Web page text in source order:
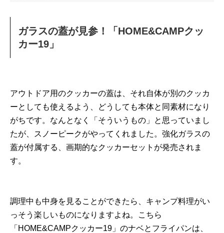
ガラスの蓋が見参！「HOME&CAMPクッ
カー19」
アウトドア用のクッカーの蓋は、それ自体が別のクッカ
ーとしても使えるよう、どうしても本体と同素材になり
がちです。なんとなく「そういうもの」と思っていまし
たが、スノーピークがやってくれました。強化ガラスの
蓋が付属する、画期的なクッカーセットが発売されま
す。
調理中も中身を見ることができたら、キャンプ料理がい
っそう楽しいものになりますよね。こちら
「HOME&CAMPクッカー19」のナベとフライパンは、